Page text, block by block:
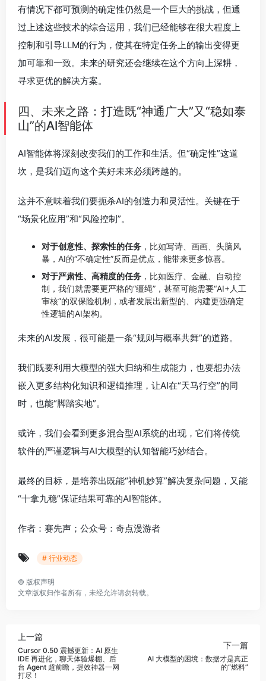
有情况下都可预测的确定性仍然是一个巨大的挑战，但通
过上述这些技术的综合运用，我们已经能够在很大程度上
控制和引导LLM的行为，使其在特定任务上的输出变得更
加可靠和一致。未来的研究还会继续在这个方向上深耕，
寻求更优的解决方案。
四、未来之路：打造既“神通广大”又“稳如泰
山”的AI智能体
AI智能体将深刻改变我们的工作和生活。但“确定性”这道
坎，是我们迈向这个美好未来必须跨越的。
这并不意味着我们要扼杀AI的创造力和灵活性。关键在于
“场景化应用”和“风险控制”。
对于创意性、探索性的任务 ，比如写诗、画画、头脑风
暴，AI的“不确定性”反而是优点，能带来更多惊喜。
对于严肃性、高精度的任务 ，比如医疗、金融、自动控
制，我们就需要更严格的“缰绳”，甚至可能需要“AI+人工
审核”的双保险机制，或者发展出新型的、内建更强确定
性逻辑的AI架构。
未来的AI发展，很可能是一条“规则与概率共舞”的道路。
我们既要利用大模型的强大归纳和生成能力，也要想办法
嵌入更多结构化知识和逻辑推理，让AI在“天马行空”的同
时，也能“脚踏实地”。
或许，我们会看到更多混合型AI系统的出现，它们将传统
软件的严谨逻辑与AI大模型的认知智能巧妙结合。
最终的目标，是培养出既能“神机妙算”解决复杂问题，又能
“十拿九稳”保证结果可靠的AI智能体。
作者：赛先声；公众号：奇点漫游者
# 行业动态
© 版权声明
文章版权归作者所有，未经允许请勿转载。
上一篇
Cursor 0.50 震撼更新：AI 原生
IDE 再进化，聊天体验爆棚、后
台 Agent 超前瞻，提效神器一网
打尽！
下一篇
AI 大模型的困境：数据才是真正
的“燃料”